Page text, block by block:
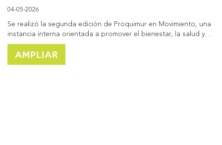
04-05-2026
Se realizó la segunda edición de Proquimur en Movimiento, una
instancia interna orientada a promover el bienestar, la salud y…
AMPLIAR